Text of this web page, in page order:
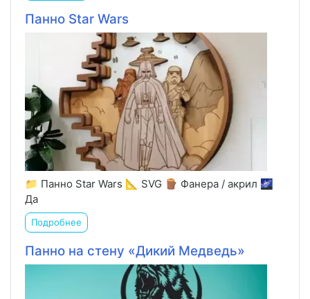
Панно Star Wars
📁 Панно Star Wars 📐 SVG 🪵 Фанера / акрил 🌌
Да
Подробнее
Панно на стену «Дикий Медведь»